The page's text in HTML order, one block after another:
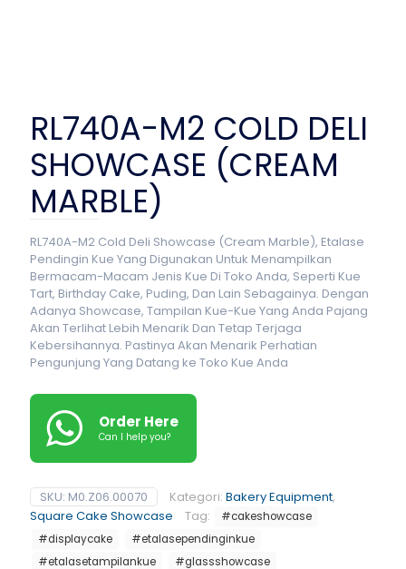
RL740A-M2 COLD DELI
SHOWCASE (CREAM
MARBLE)
RL740A-M2 Cold Deli Showcase (Cream Marble), Etalase
Pendingin Kue Yang Digunakan Untuk Menampilkan
Bermacam-Macam Jenis Kue Di Toko Anda, Seperti Kue
Tart, Birthday Cake, Puding, Dan Lain Sebagainya. Dengan
Adanya Showcase, Tampilan Kue-Kue Yang Anda Pajang
Akan Terlihat Lebih Menarik Dan Tetap Terjaga
Kebersihannya. Pastinya Akan Menarik Perhatian
Pengunjung Yang Datang ke Toko Kue Anda
Order Here
Can I help you?
SKU: M0.Z06.00070 Kategori: Bakery Equipment,
Square Cake Showcase
Tag:
#cakeshowcase
#displaycake
#etalasependinginkue
#etalasetampilankue
#glassshowcase